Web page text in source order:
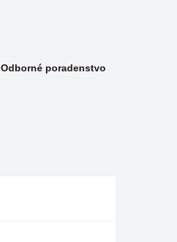
Odborné poradenstvo